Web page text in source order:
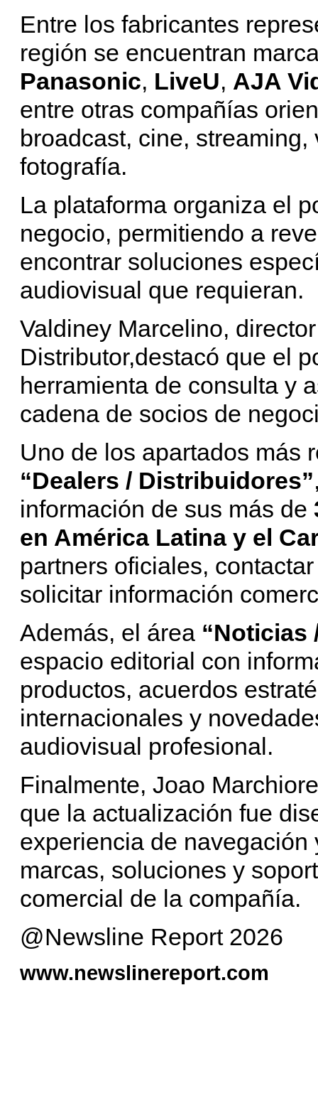
Entre los fabricantes
región se encuentran
Panasonic, LiveU, AJA
entre otras compañías
broadcast, cine,
fotografía.
La plataforma organiza el
negocio, permitiendo a
encontrar soluciones
audiovisual que requieran.
Valdiney Marcelino,
Distributor,destacó que el
herramienta de consulta y
cadena de socios de
Uno de los apartados más
“Dealers / Distribuidores”
información de sus más de
en América Latina y el
partners oficiales,
solicitar información
Además, el área “Noticias
espacio editorial con
productos, acuerdos
internacionales y
audiovisual profesional.
Finalmente, Joao
que la actualización fue
experiencia de
marcas, soluciones y
comercial de la compañía.
@Newsline Report 2026
www.newslinereport.com